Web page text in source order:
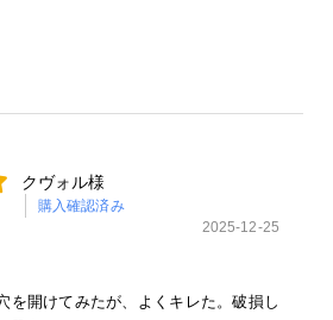
クヴォル様
購入確認済み
2025-12-25
を開けてみたが、よくキレた。破損し